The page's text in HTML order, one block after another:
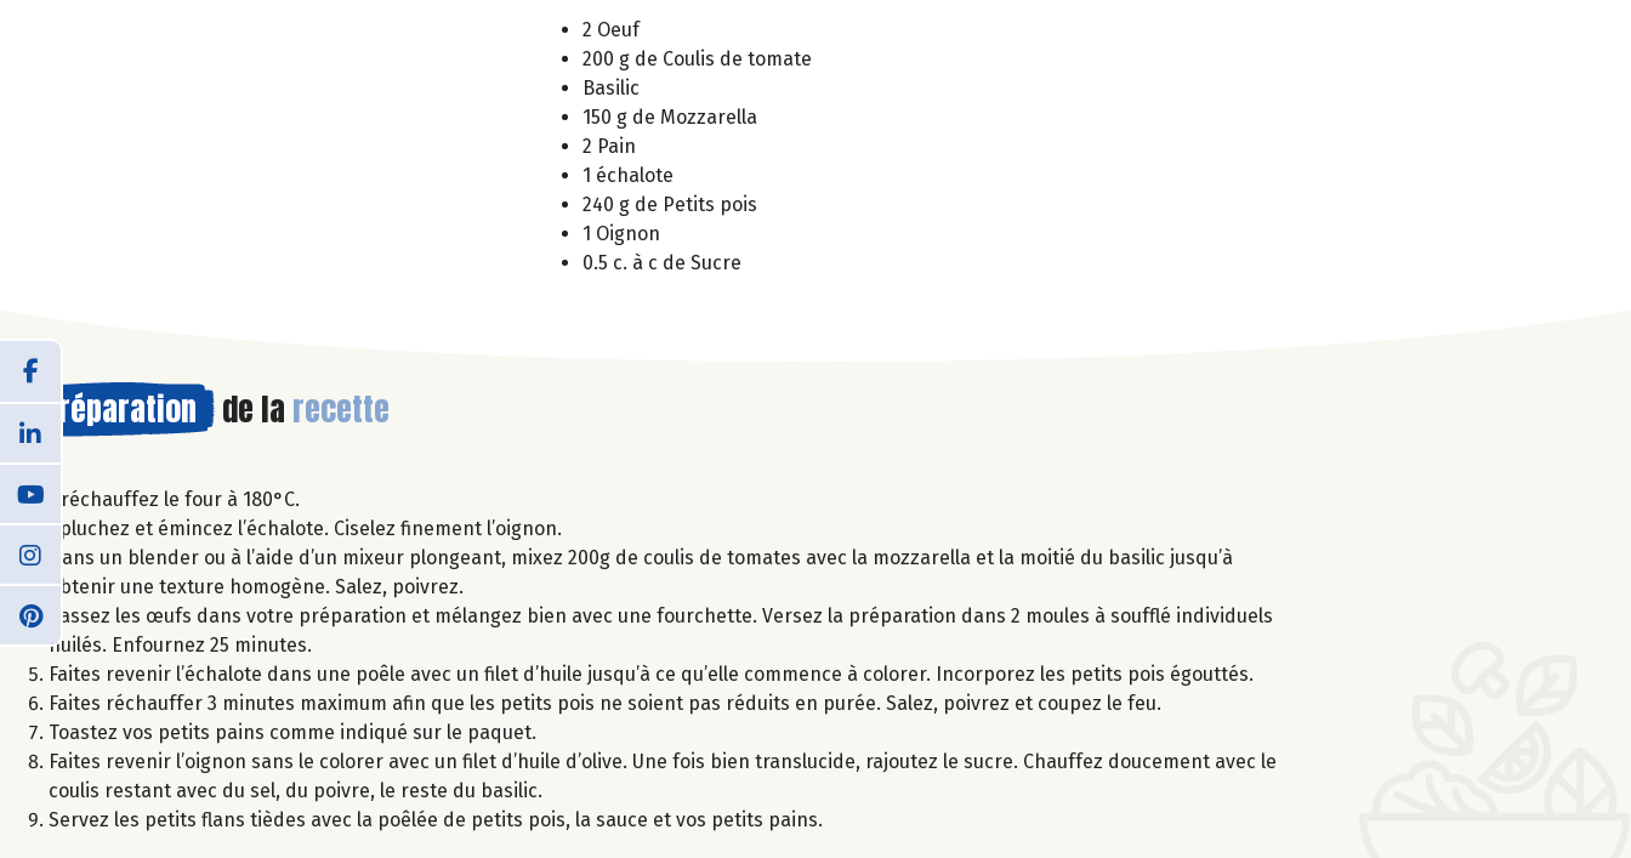
2 Oeuf
200 g de Coulis de tomate
Basilic
150 g de Mozzarella
2 Pain
1 échalote
240 g de Petits pois
1 Oignon
0.5 c. à c de Sucre
Préparation de la recette
Préchauffez le four à 180°C.
Épluchez et émincez l’échalote. Ciselez finement l’oignon.
Dans un blender ou à l’aide d’un mixeur plongeant, mixez 200g de coulis de tomates avec la mozzarella et la moitié du basilic jusqu’à
obtenir une texture homogène. Salez, poivrez.
Cassez les œufs dans votre préparation et mélangez bien avec une fourchette. Versez la préparation dans 2 moules à soufflé individuels
huilés. Enfournez 25 minutes.
Faites revenir l’échalote dans une poêle avec un filet d’huile jusqu’à ce qu’elle commence à colorer. Incorporez les petits pois égouttés.
Faites réchauffer 3 minutes maximum afin que les petits pois ne soient pas réduits en purée. Salez, poivrez et coupez le feu.
Toastez vos petits pains comme indiqué sur le paquet.
Faites revenir l’oignon sans le colorer avec un filet d’huile d’olive. Une fois bien translucide, rajoutez le sucre. Chauffez doucement avec le
coulis restant avec du sel, du poivre, le reste du basilic.
Servez les petits flans tièdes avec la poêlée de petits pois, la sauce et vos petits pains.